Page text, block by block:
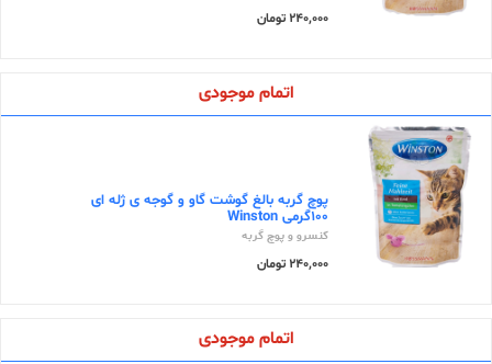
240,000 تومان
اتمام موجودی
پوچ گربه بالغ گوشت گاو و گوجه ی ژله ای
100گرمی Winston
کنسرو و پوچ گربه
240,000 تومان
اتمام موجودی